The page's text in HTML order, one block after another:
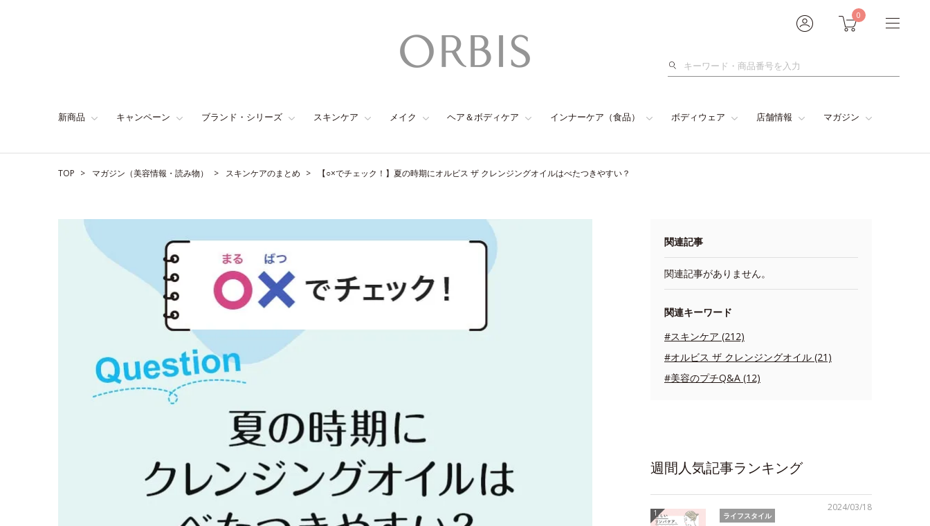
0
検
新商品 キャンペーン ブランド・シリーズ スキンケア メイク ヘア＆ボディケア インナーケア（食品） ボディウェア 店舗情報 マガジン
TOP マガジン（美容情報・読み物） スキンケアのまとめ 【○×でチェック！】夏の時期にオルビス ザ クレンジングオイルはべたつきやすい？
関連記事
関連記事がありません。
関連キーワード
#スキンケア (212)
#オルビス ザ クレンジングオイル (21)
#美容のプチQ&A (12)
週間人気記事ランキング
2024/03/18
ライフスタイル